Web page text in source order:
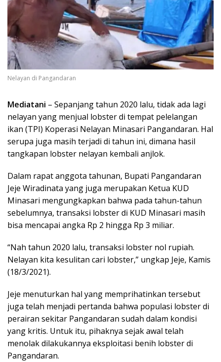
Nelayan di Pangandaran
Mediatani – Sepanjang tahun 2020 lalu, tidak ada lagi
nelayan yang menjual lobster di tempat pelelangan
ikan (TPI) Koperasi Nelayan Minasari Pangandaran. Hal
serupa juga masih terjadi di tahun ini, dimana hasil
tangkapan lobster nelayan kembali anjlok.
Dalam rapat anggota tahunan, Bupati Pangandaran
Jeje Wiradinata yang juga merupakan Ketua KUD
Minasari mengungkapkan bahwa pada tahun-tahun
sebelumnya, transaksi lobster di KUD Minasari masih
bisa mencapai angka Rp 2 hingga Rp 3 miliar.
“Nah tahun 2020 lalu, transaksi lobster nol rupiah.
Nelayan kita kesulitan cari lobster,” ungkap Jeje, Kamis
(18/3/2021).
Jeje menuturkan hal yang memprihatinkan tersebut
juga telah menjadi pertanda bahwa populasi lobster di
perairan sekitar Pangandaran sudah dalam kondisi
yang kritis. Untuk itu, pihaknya sejak awal telah
menolak dilakukannya eksploitasi benih lobster di
Pangandaran.